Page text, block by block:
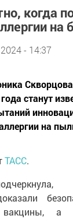
когда
на
- 14:37
станут
на
ТАСС.
вакцины,